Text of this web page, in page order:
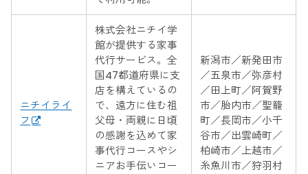
ニチイライ
フ
株式会社ニチイ学
館が提供する家事
代行サービス。全
国47都道府県に支
店を構えているの
で、遠方に住む祖
父母・両親に日頃
の感謝を込めて家
事代行コースやシ
ニアお手伝いコー
新潟市／新発田市
／五泉市／弥彦村
／田上町／阿賀野
市／胎内市／聖籠
町／長岡市／小千
谷市／出雲崎町／
柏崎市／上越市／
糸魚川市／狩羽村